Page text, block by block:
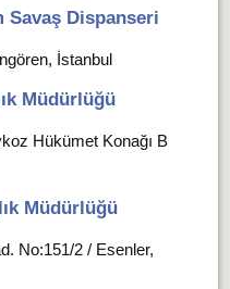
Savaş Dispanseri
İstanbul
Müdürlüğü
Hükümet Konağı B
Müdürlüğü
No:151/2 / Esenler,